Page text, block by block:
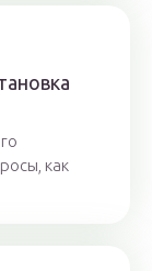
как